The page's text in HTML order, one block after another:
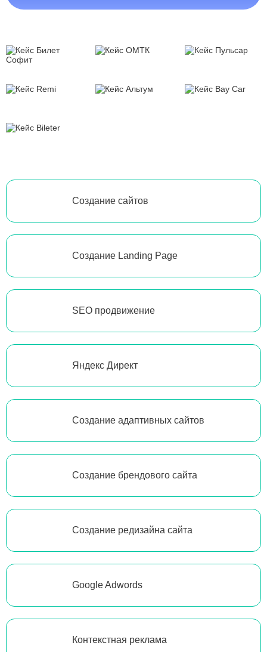
Создание сайтов
Создание Landing Page
SEO продвижение
Яндекс Директ
Создание адаптивных сайтов
Создание брендового сайта
Создание редизайна сайта
Google Adwords
Контекстная реклама